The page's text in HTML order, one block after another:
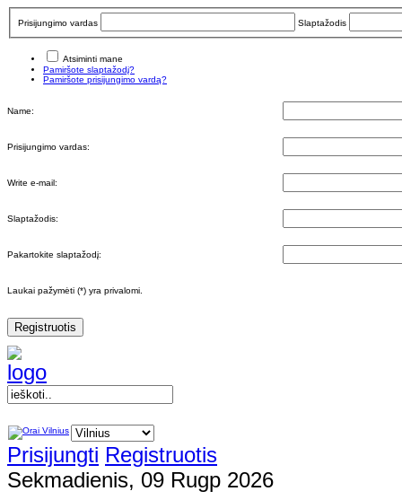
Prisijungimo vardas Slaptažodis
Atsiminti mane
Pamiršote slaptažodį?
Pamiršote prisijungimo vardą?
Name:
Prisijungimo vardas:
Write e-mail:
Slaptažodis:
Pakartokite slaptažodį:
Laukai pažymėti (*) yra privalomi.
Registruotis
Prisijungti Registruotis
Sekmadienis, 09 Rugp 2026